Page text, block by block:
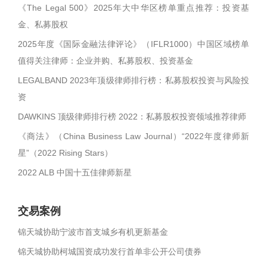
《The Legal 500》2025年大中华区榜单重点推荐：投资基
金、私募股权
2025年度《国际金融法律评论》（IFLR1000）中国区域榜单
值得关注律师：企业并购、私募股权、投资基金
LEGALBAND 2023年顶级律师排行榜：私募股权投资与风险投
资
DAWKINS 顶级律师排行榜 2022：私募股权投资领域推荐律师
《商法》（China Business Law Journal）“2022年度律师新
星”（2022 Rising Stars）
2022 ALB 中国十五佳律师新星
交易案例
锦天城协助宁波市首支城乡有机更新基金
锦天城协助柯城国资成功发行首单非公开公司债券